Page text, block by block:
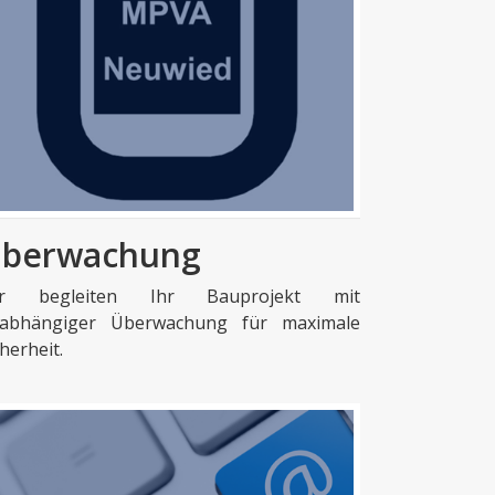
begleiten Ihr Bauprojekt mit
Überwachung für maximale